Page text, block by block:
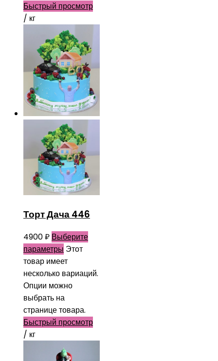
Быстрый просмотр
/ кг
Торт Дача 446
4900₽ Выберите
параметры Этот
товар имеет
несколько вариаций.
Опции можно
выбрать на
странице товара.
Быстрый просмотр
/ кг